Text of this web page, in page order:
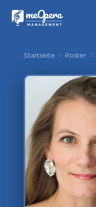
Startseite / Roster /